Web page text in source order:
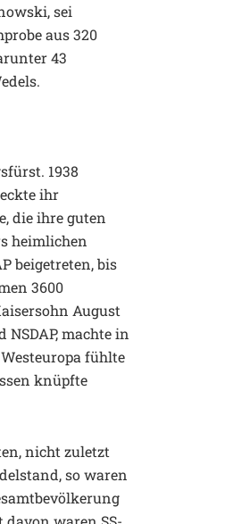
sei
aus 320
43
1938
ihr
die ihre guten
heimlichen
beigetreten, bis
3600
August
machte in
fühlte
knüpfte
nicht zuletzt
so waren